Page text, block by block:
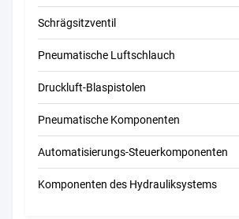
Schrägsitzventil
Pneumatische Luftschlauch
Druckluft-Blaspistolen
Pneumatische Komponenten
Automatisierungs-Steuerkomponenten
Komponenten des Hydrauliksystems